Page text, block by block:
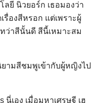
ยี นิวยอร์ก เธอมองว่า
องสีหรอก แต่เพราะผู้
ว่าสีนั้นดี สีนี้เหมาะสม
ามสีชมพูเข้ากับผู้หญิงไป
เอง เมื่อมหาเศรษฐี เฮ